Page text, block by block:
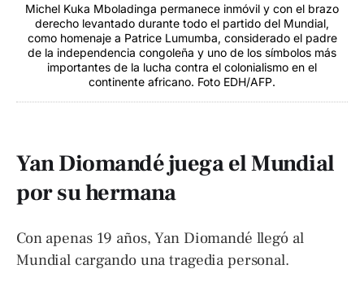
Michel Kuka Mboladinga permanece inmóvil y con el brazo
derecho levantado durante todo el partido del Mundial,
como homenaje a Patrice Lumumba, considerado el padre
de la independencia congoleña y uno de los símbolos más
importantes de la lucha contra el colonialismo en el
continente africano. Foto EDH/AFP.
Yan Diomandé juega el Mundial
por su hermana
Con apenas 19 años, Yan Diomandé llegó al
Mundial cargando una tragedia personal.